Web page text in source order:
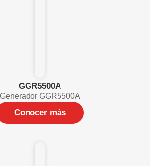
GGR5500A
Generador GGR5500A
Conocer más